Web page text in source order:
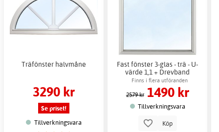
Träfönster halvmåne
3290 kr
Se priset!
Tillverkningsvara
Fast fönster 3-glas - trä - U-
värde 1,1 + Drevband
Finns i flera utföranden
2579 kr 1490 kr
Tillverkningsvara
Köp